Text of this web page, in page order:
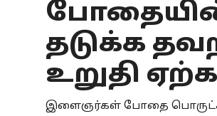
Health
Special Story
தடுக்க
உறுதி
இளைஞர்கள் போதை